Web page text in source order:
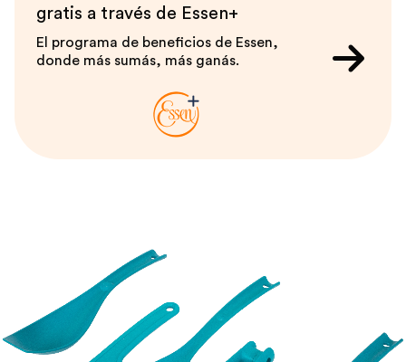
gratis a través de Essen+
El programa de beneficios de Essen,
donde más sumás, más ganás.